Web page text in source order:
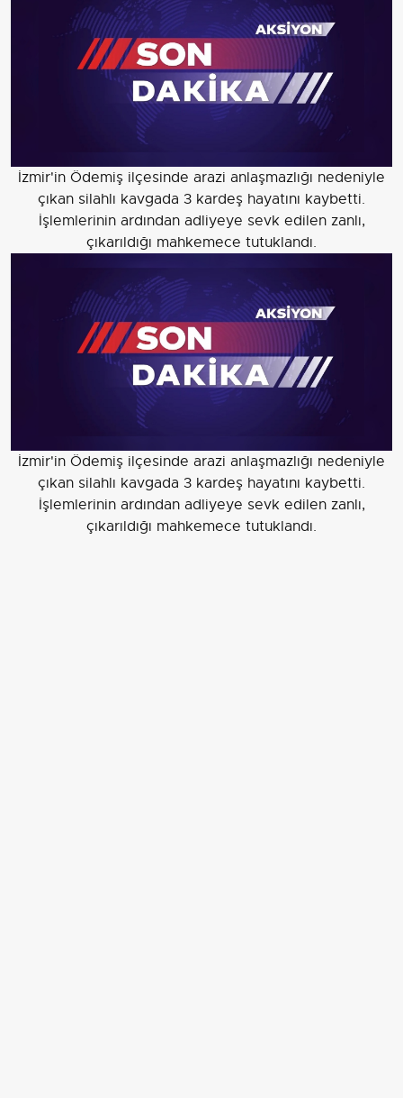
İzmir'in Ödemiş ilçesinde arazi anlaşmazlığı nedeniyle
çıkan silahlı kavgada 3 kardeş hayatını kaybetti.
İşlemlerinin ardından adliyeye sevk edilen zanlı,
çıkarıldığı mahkemece tutuklandı.
İzmir'in Ödemiş ilçesinde arazi anlaşmazlığı nedeniyle
çıkan silahlı kavgada 3 kardeş hayatını kaybetti.
İşlemlerinin ardından adliyeye sevk edilen zanlı,
çıkarıldığı mahkemece tutuklandı.